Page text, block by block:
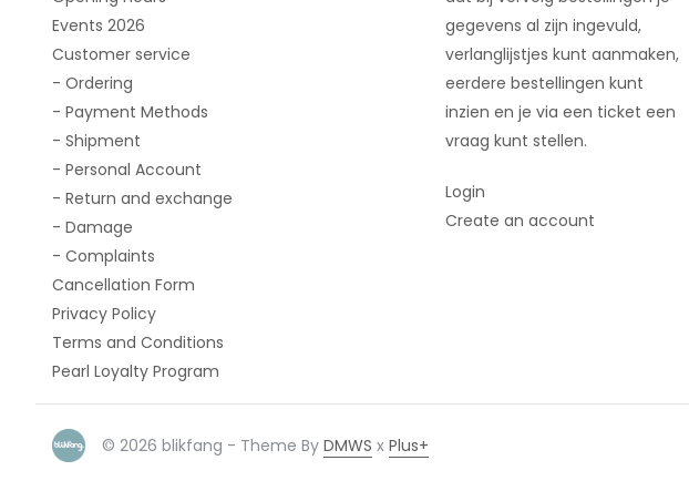
Events 2026
Customer service
- Ordering
- Payment Methods
- Shipment
- Personal Account
- Return and exchange
- Damage
- Complaints
Cancellation Form
Privacy Policy
Terms and Conditions
Pearl Loyalty Program
gegevens al zijn ingevuld,
verlanglijstjes kunt aanmaken,
eerdere bestellingen kunt
inzien en je via een ticket een
vraag kunt stellen.
Login
Create an account
© 2026 blikfang - Theme By DMWS x Plus+